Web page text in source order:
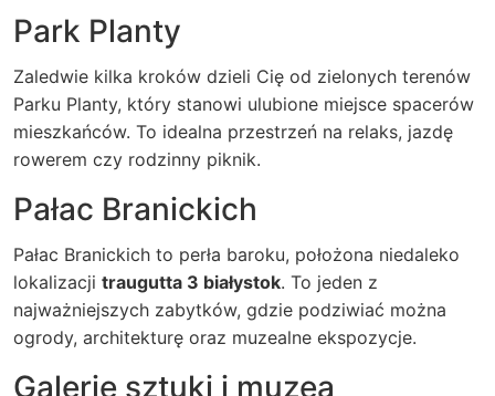
Park Planty
Zaledwie kilka kroków dzieli Cię od zielonych terenów
Parku Planty, który stanowi ulubione miejsce spacerów
mieszkańców. To idealna przestrzeń na relaks, jazdę
rowerem czy rodzinny piknik.
Pałac Branickich
Pałac Branickich to perła baroku, położona niedaleko
lokalizacji traugutta 3 białystok. To jeden z
najważniejszych zabytków, gdzie podziwiać można
ogrody, architekturę oraz muzealne ekspozycje.
Galerie sztuki i muzea